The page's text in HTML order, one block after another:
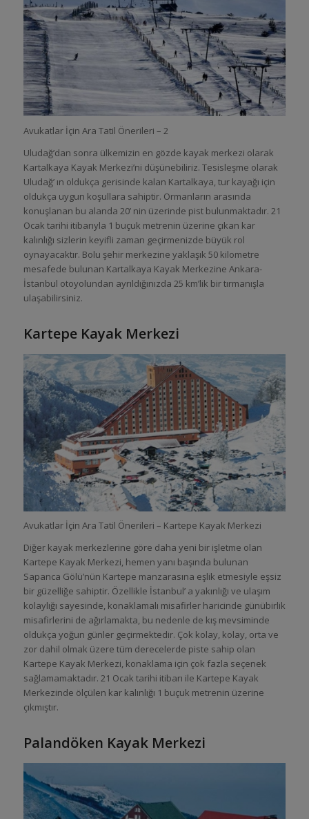
Avukatlar İçin Ara Tatil Önerileri – 2
Uludağ’dan sonra ülkemizin en gözde kayak merkezi olarak
Kartalkaya Kayak Merkezi’ni düşünebiliriz. Tesisleşme olarak
Uludağ’ ın oldukça gerisinde kalan Kartalkaya, tur kayağı için
oldukça uygun koşullara sahiptir. Ormanların arasında
konuşlanan bu alanda 20’ nin üzerinde pist bulunmaktadır. 21
Ocak tarihi itibarıyla 1 buçuk metrenin üzerine çıkan kar
kalınlığı sizlerin keyifli zaman geçirmenizde büyük rol
oynayacaktır. Bolu şehir merkezine yaklaşık 50 kilometre
mesafede bulunan Kartalkaya Kayak Merkezine Ankara-
İstanbul otoyolundan ayrıldığınızda 25 km’lik bir tırmanışla
ulaşabilirsiniz.
Kartepe Kayak Merkezi
Avukatlar İçin Ara Tatil Önerileri – Kartepe Kayak Merkezi
Diğer kayak merkezlerine göre daha yeni bir işletme olan
Kartepe Kayak Merkezi, hemen yanı başında bulunan
Sapanca Gölü’nün Kartepe manzarasına eşlik etmesiyle eşsiz
bir güzelliğe sahiptir. Özellikle İstanbul’ a yakınlığı ve ulaşım
kolaylığı sayesinde, konaklamalı misafirler haricinde günübirlik
misafirlerini de ağırlamakta, bu nedenle de kış mevsiminde
oldukça yoğun günler geçirmektedir. Çok kolay, kolay, orta ve
zor dahil olmak üzere tüm derecelerde piste sahip olan
Kartepe Kayak Merkezi, konaklama için çok fazla seçenek
sağlamamaktadır. 21 Ocak tarihi itibarı ile Kartepe Kayak
Merkezinde ölçülen kar kalınlığı 1 buçuk metrenin üzerine
çıkmıştır.
Palandöken Kayak Merkezi